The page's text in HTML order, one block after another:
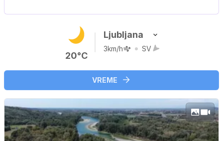
20°C
Ljubljana
3km/h SV
VREME